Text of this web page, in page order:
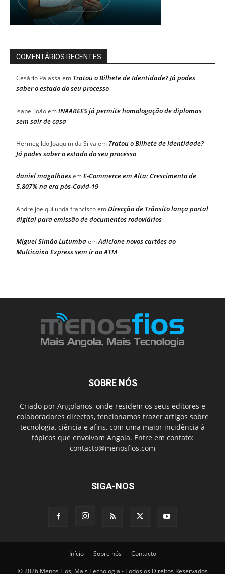
COMENTÁRIOS RECENTES
Cesário Palassa em Tratou o Bilhete de Identidade? Já podes
saber o estado do seu processo
Isabel JoãoemINAAREES já permite homologação de diplomas
sem sair de casa
Hermegildo Joaquim da Silva em Tratou o Bilhete de Identidade?
Já podes saber o estado do seu processo
daniel magalhaesemE-Commerce em Alta: Crescimento de
5.807% na era pós-Covid-19
Andre joe quilunda franciscoemDirecção de Trânsito lança portal
digital para emissão de documentos rodoviários
Miguel Simão LutumbaemAdicione novos cartões ao
Multicaixa Express sem ir ao ATM
SOBRE NÓS
Criado por Angolanos, onde residem os seus editores e
colaboradores directos, tencionamos trazer artigos sobre
tecnologia, ciência e afins, com uma maior incidência à
tópicos que envolvam Angola. Entre em contato:
contacto@menosfios.com
SIGA-NOS
Início Sobre nós Contacto
© 2026 Menos Fios, Mais Tecnologia - Todos os Direitos Reservados